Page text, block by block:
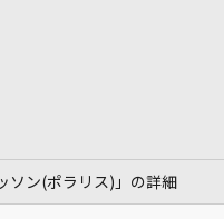
ソン(ポラリス)」の詳細